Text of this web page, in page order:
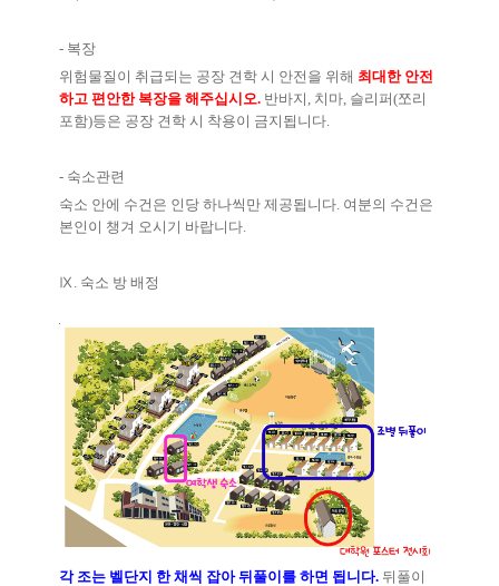
- 복장
위험물질이 취급되는 공장 견학 시 안전을 위해 최대한 안전
하고 편안한 복장을 해주십시오. 반바지 치마 슬리퍼(쪼리
포함)등은 공장 견학 시 착용이 금지됩니다
- 숙소관련
숙소 안에 수건은 인당 하나씩만 제공됩니다 여분의 수건은
본인이 챙겨 오시기 바랍니다
Ⅸ 숙소 방 배정
각 조는 벨단지 한 채씩 잡아 뒤풀이를 하면 됩니다. 뒤풀이